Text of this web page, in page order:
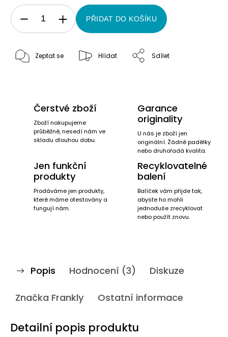
PŘIDAT DO KOŠÍKU
Zeptat se Hlídat Sdílet
Čerstvé zboží
Zboží nakupujeme
průběžně, nesedí nám ve
skladu dlouhou dobu.
Garance
originality
U nás je zboží jen
originální. Žádné padělky
nebo druhořadá kvalita.
Jen funkční
produkty
Prodáváme jen produkty,
které máme otestovány a
fungují nám.
Recyklovatelné
balení
Balíček vám přijde tak,
abyste ho mohli
jednoduše zrecyklovat
nebo použít znovu.
Popis Hodnocení (3) Diskuze
Značka Frankly Ostatní informace
Detailní popis produktu